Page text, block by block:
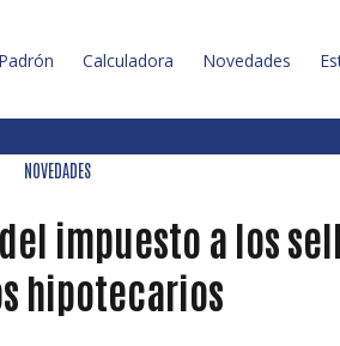
Padrón Calculadora Novedades
NOVEDADES
impuesto a los
hipotecarios